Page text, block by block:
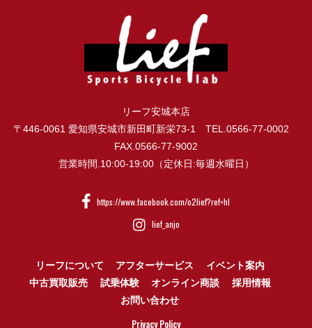
リーフ安城本店
〒446-0061 愛知県安城市新田町新栄73-1 TEL.0566-77-0002
FAX.0566-77-9002
営業時間.10:00-19:00（定休日:毎週水曜日）
https://www.facebook.com/o2lief?ref=hl
lief_anjo
リーフについて アフターサービス
イベント案内
中古買取販売
試乗体験 オンライン商談
採用情報
お問い合わせ
Privacy Policy